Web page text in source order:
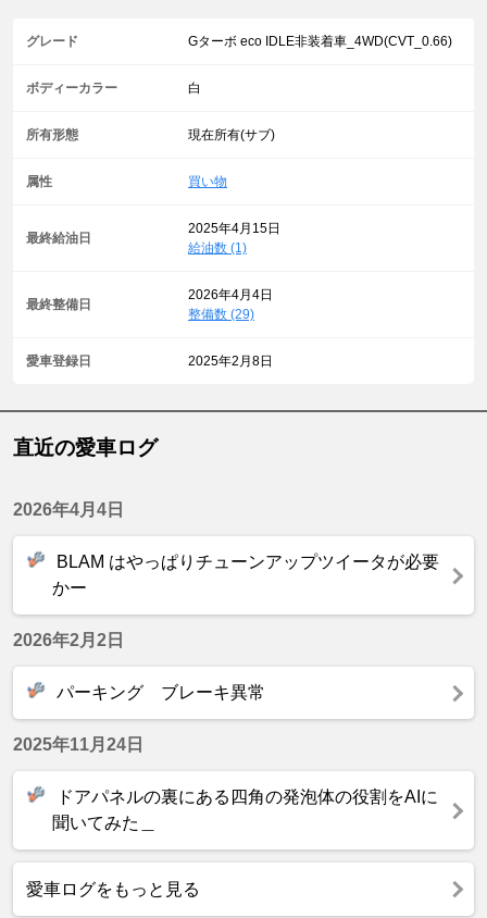
グレード Gターボ eco IDLE非装着車_4WD(CVT_0.66)
ボディーカラー 白
所有形態 現在所有(サブ)
属性 買い物
最終給油日
2025年4月15日
給油数 (1)
最終整備日
2026年4月4日
整備数 (29)
愛車登録日 2025年2月8日
直近の愛車ログ
2026年4月4日
BLAM はやっぱりチューンアップツイータが必要
かー
2026年2月2日
パーキング ブレーキ異常
2025年11月24日
ドアパネルの裏にある四角の発泡体の役割をAIに
聞いてみた＿
愛車ログをもっと見る